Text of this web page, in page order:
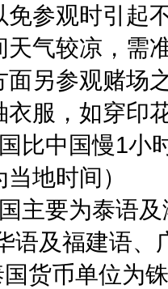
免参观时引起
天气较凉，需
面另参观赌场
衣服，如穿印
比中国慢1小
地时间）
主要为泰语及
语及福建语、
货币单位为